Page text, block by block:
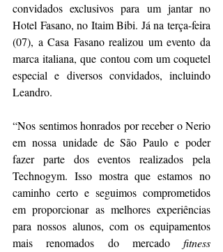
convidados exclusivos para um jantar no
Hotel Fasano, no Itaim Bibi. Já na terça-feira
(07), a Casa Fasano realizou um evento da
marca italiana, que contou com um coquetel
especial e diversos convidados, incluindo
Leandro.
“Nos sentimos honrados por receber o Nerio
em nossa unidade de São Paulo e poder
fazer parte dos eventos realizados pela
Technogym. Isso mostra que estamos no
caminho certo e seguimos comprometidos
em proporcionar as melhores experiências
para nossos alunos, com os equipamentos
mais renomados do mercado fitness